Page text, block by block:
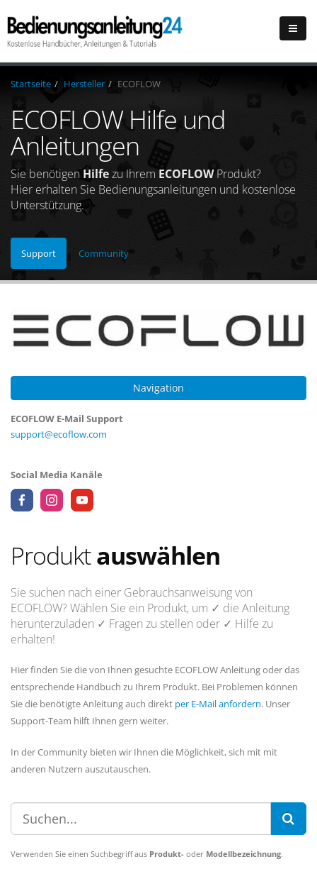
Startseite Hersteller ECOFLOW
ECOFLOW Hilfe und
Anleitungen
Sie benötigen Hilfezu Ihrem ECOFLOWProdukt?
Hier erhalten Sie Bedienungsanleitungen und kostenlose
Unterstützung.
Support Community
Navigation
ECOFLOW E-Mail Support
support@ecoflow.com
Social Media Kanäle
Produktauswählen
Sie suchen nach einer Gebrauchsanweisung von
ECOFLOW? Wählen Sie ein Produkt, um ✓ die Anleitung
herunterzuladen ✓ Fragen zu stellen oder ✓ Hilfe zu
erhalten!
Hier finden Sie die von Ihnen gesuchte ECOFLOW Anleitung oder das
entsprechende Handbuch zu Ihrem Produkt. Bei Problemen können
Sie die benötigte Anleitung auch direkt per E-Mail anfordern. Unser
Support-Team hilft Ihnen gern weiter.
In der Community bieten wir Ihnen die Möglichkeit, sich mit mit
anderen Nutzern auszutauschen.
Verwenden Sie einen Suchbegriff aus Produkt- oder Modellbezeichnung.